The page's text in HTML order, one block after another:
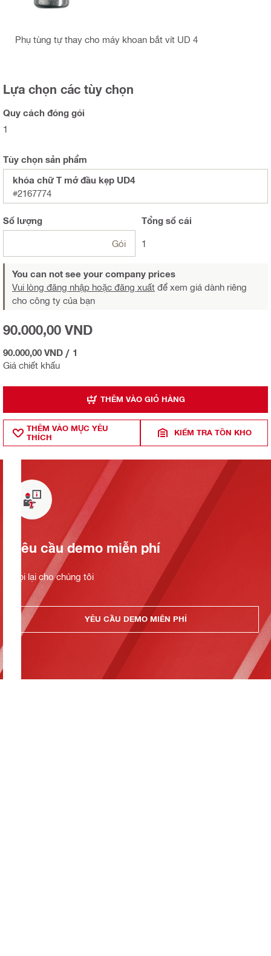
Phụ tùng tự thay cho máy khoan bắt vít UD 4
Lựa chọn các tùy chọn
Quy cách đóng gói
1
Tùy chọn sản phẩm
khóa chữ T mở đầu kẹp UD4
#2167774
Số lượng
Gói
Tổng số cái
1
You can not see your company prices
Vui lòng đăng nhập hoặc đăng xuất để xem giá dành riêng
cho công ty của bạn
Giá chiết khấu
90.000,00 VND
90.000,00 VND / 1
THÊM VÀO GIỎ HÀNG
THÊM VÀO MỤ̣C YÊU
THÍCH
KIỂM TRA TỒN KHO
Yêu cầu demo miễn phí
Gọi lại cho chúng tôi
YÊU CẦU DEMO MIỄN PHÍ